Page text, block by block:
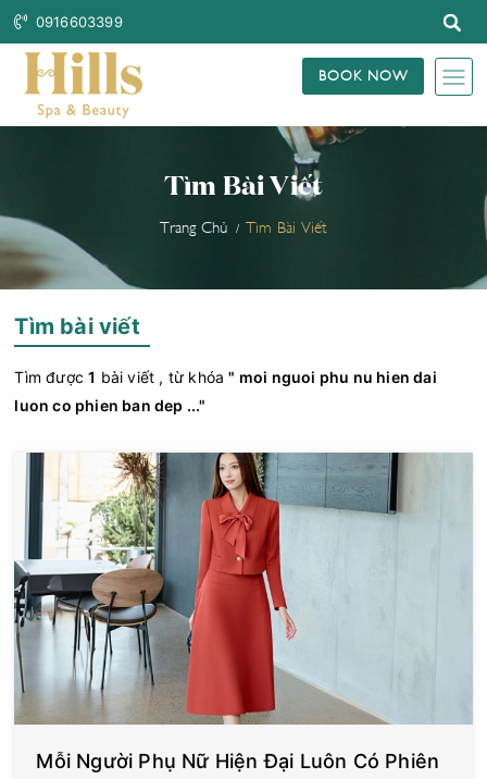
0916603399
BOOK NOW
Tìm Bài Viết
Trang Chủ Tìm Bài Viết
Tìm bài viết
Tìm được1 bài viết , từ khóa" moi nguoi phu nu hien dai
luon co phien ban dep ..."
Mỗi Người Phụ Nữ Hiện Đại Luôn Có Phiên